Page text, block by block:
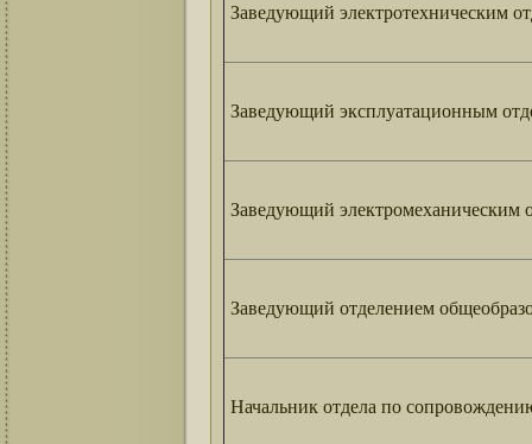
Заведующий электротехническим
Заведующий эксплуатационным
Заведующий электромеханическим
Заведующий отделением
Начальник отдела по